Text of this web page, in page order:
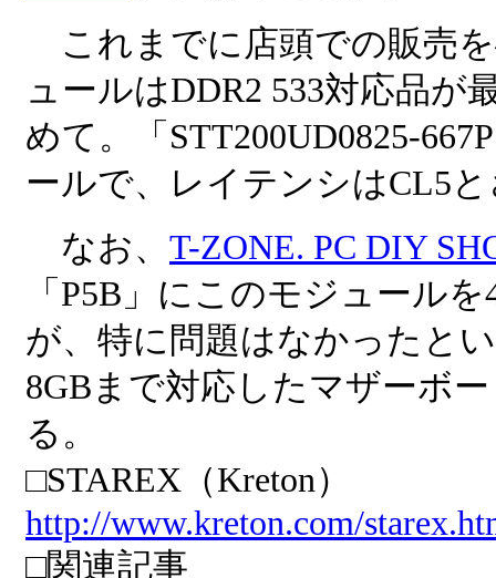
これまでに店頭での販売
ュールはDDR2 533対応品が
めて。「STT200UD0825-
ールで、レイテンシはCL5
なお、 T-ZONE. PC DIY
「P5B」にこのモジュール
が、特に問題はなかったと
8GBまで対応したマザーボ
る。
□STAREX（Kreton）
http://www.kreton.com/
□関連記事